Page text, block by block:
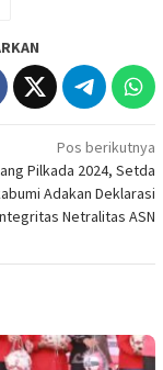
Pos berikutnya
Pilkada 2024, Setda
Adakan Deklarasi
Netralitas ASN